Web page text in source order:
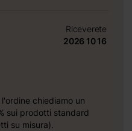
Riceverete
2026 10 16
chiediamo un
sui prodotti standard
su misura).